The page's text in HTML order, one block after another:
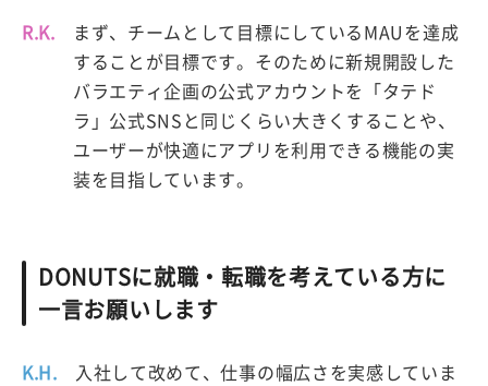
R.K.
まず、チームとして目標にしているMAUを達成
することが目標です。そのために新規開設した
バラエティ企画の公式アカウントを「タテド
ラ」公式SNSと同じくらい大きくすることや、
ユーザーが快適にアプリを利用できる機能の実
装を目指しています。
DONUTSに就職・転職を考えている方に
一言お願いします
K.H.
入社して改めて、仕事の幅広さを実感していま